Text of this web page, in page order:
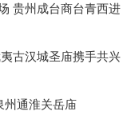
贵州成台商台青西进
古汉城圣庙携手共兴
州通淮关岳庙